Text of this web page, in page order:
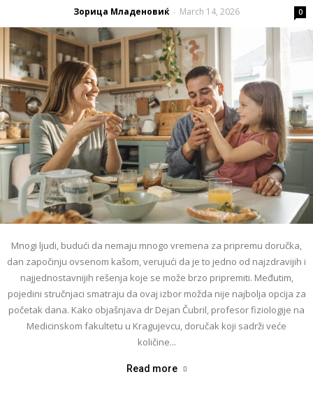
Зорица Младеновиќ - March 14, 2026 0
Mnogi ljudi, budući da nemaju mnogo vremena za pripremu doručka,
dan započinju ovsenom kašom, verujući da je to jedno od najzdravijih i
najjednostavnijih rešenja koje se može brzo pripremiti. Međutim,
pojedini stručnjaci smatraju da ovaj izbor možda nije najbolja opcija za
početak dana. Kako objašnjava dr Dejan Čubril, profesor fiziologije na
Medicinskom fakultetu u Kragujevcu, doručak koji sadrži veće
količine...
Read more